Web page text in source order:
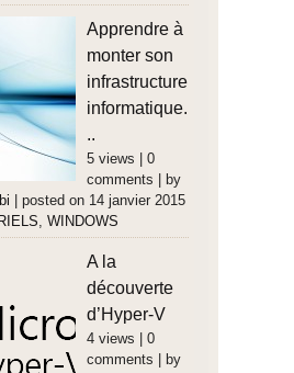
Apprendre à
monter son
infrastructure
informatique.
..
5 views
0
comments
by
posted on 14 janvier 2015
, WINDOWS
A la
découverte
d’Hyper-V
4 views
0
comments
by